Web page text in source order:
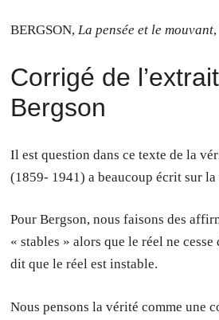
BERGSON, La pensée et le mouvant
Corrigé de
Bergson
Il est question dans ce texte de la
(1859- 1941) a beaucoup écrit sur
Pour Bergson, nous faisons des
« stables » alors que le réel ne
dit que le réel est instable.
Nous pensons la vérité comme une